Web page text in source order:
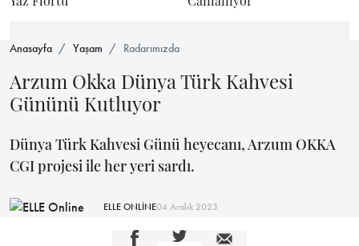
Anasayfa Yaşam Radarımızda
Arzum Okka Dünya Türk Kahvesi
Gününü Kutluyor
Dünya Türk Kahvesi Günü heyecanı, Arzum OKKA
CGI projesi ile her yeri sardı.
ELLE ONLİNE04 Aralık 2023